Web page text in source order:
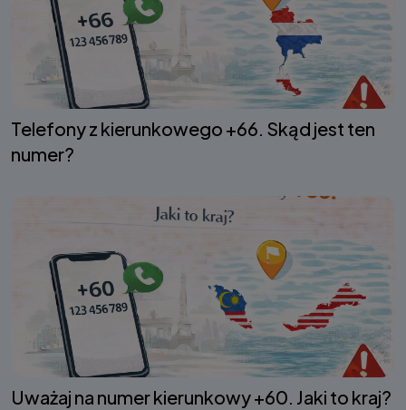
Telefony z kierunkowego +66. Skąd jest ten
numer?
Uważaj na numer kierunkowy +60. Jaki to kraj?